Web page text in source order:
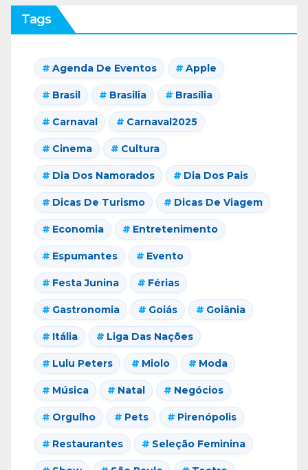
Tags
Agenda De Eventos Apple
Brasil Brasilia Brasília
Carnaval Carnaval2025
Cinema Cultura
Dia Dos Namorados Dia Dos Pais
Dicas De Turismo Dicas De Viagem
Economia Entretenimento
Espumantes Evento
Festa Junina Férias
Gastronomia Goiás Goiânia
Itália Liga Das Nações
Lulu Peters Miolo Moda
Música Natal Negócios
Orgulho Pets Pirenópolis
Restaurantes Seleção Feminina